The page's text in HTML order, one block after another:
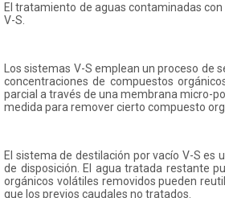
El tratamiento de aguas contaminadas
V-S.
Los sistemas V-S emplean un proceso
concentraciones de compuestos
parcial a través de una membrana micro-
medida para remover cierto compuesto
El sistema de destilación por vacío V-S
de disposición. El agua tratada restante
orgánicos volátiles removidos pueden
que los previos caudales no tratados.